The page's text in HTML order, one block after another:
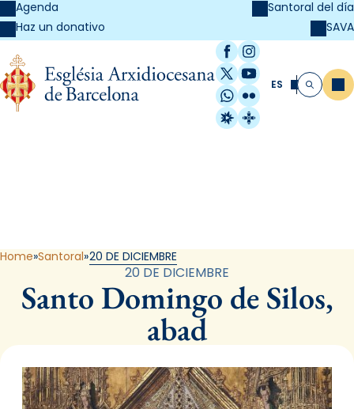
Agenda
Haz un donativo
Santoral del día
SAVA
Facebook
Instagram
X / Twitter
YouTube
WhatsApp
Flickr
Radio Estel
Catalunya
ES Buscar
Home Santoral 20 DE DICIEMBRE
20 DE DICIEMBRE
Santo Domingo de Silos,
abad